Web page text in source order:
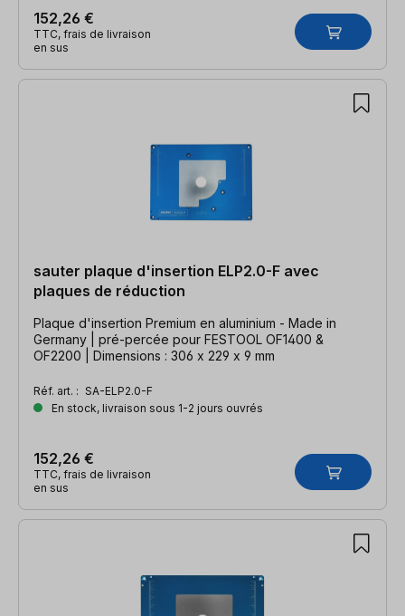
152,26 €
TTC, frais de livraison
en sus
sauter plaque d'insertion ELP2.0-F avec
plaques de réduction
Plaque d'insertion Premium en aluminium - Made in
Germany | pré-percée pour FESTOOL OF1400 &
OF2200 | Dimensions : 306 x 229 x 9 mm
Réf. art. : SA-ELP2.0-F
En stock, livraison sous 1-2 jours ouvrés
152,26 €
TTC, frais de livraison
en sus